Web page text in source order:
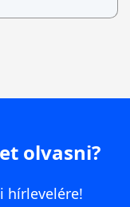
olvasni?
hírlevelére!